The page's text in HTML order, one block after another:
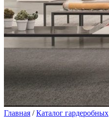
Главная /Каталог гардеробных